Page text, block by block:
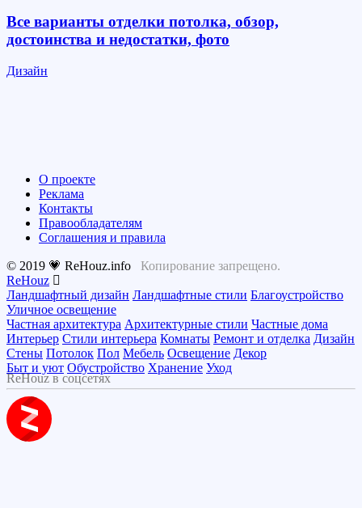
Все варианты отделки потолка, обзор,
достоинства и недостатки, фото
Дизайн
О проекте
Реклама
Контакты
Правообладателям
Соглашения и правила
© 2019 💗 ReHouz.info Копирование запрещено.
ReHouz
Ландшафтный дизайн Ландшафтные стили Благоустройство
Уличное освещение
Частная архитектура Архитектурные стили Частные дома
Интерьер Стили интерьера Комнаты Ремонт и отделка Дизайн
Стены Потолок Пол Мебель Освещение Декор
Быт и уют Обустройство Хранение Уход
ReHouz в соцсетях